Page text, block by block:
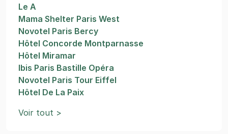
Le A
Mama Shelter Paris West
Novotel Paris Bercy
Hôtel Concorde Montparnasse
Hôtel Miramar
Ibis Paris Bastille Opéra
Novotel Paris Tour Eiffel
Hôtel De La Paix
Voir tout >